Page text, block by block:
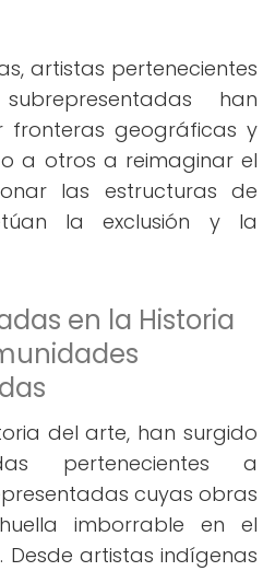
artistas pertenecientes
han
fronteras geográficas y
a otros a reimaginar el
las estructuras de
la exclusión y la
en la Historia
del arte, han surgido
pertenecientes a
cuyas obras
imborrable en el
artistas indígenas